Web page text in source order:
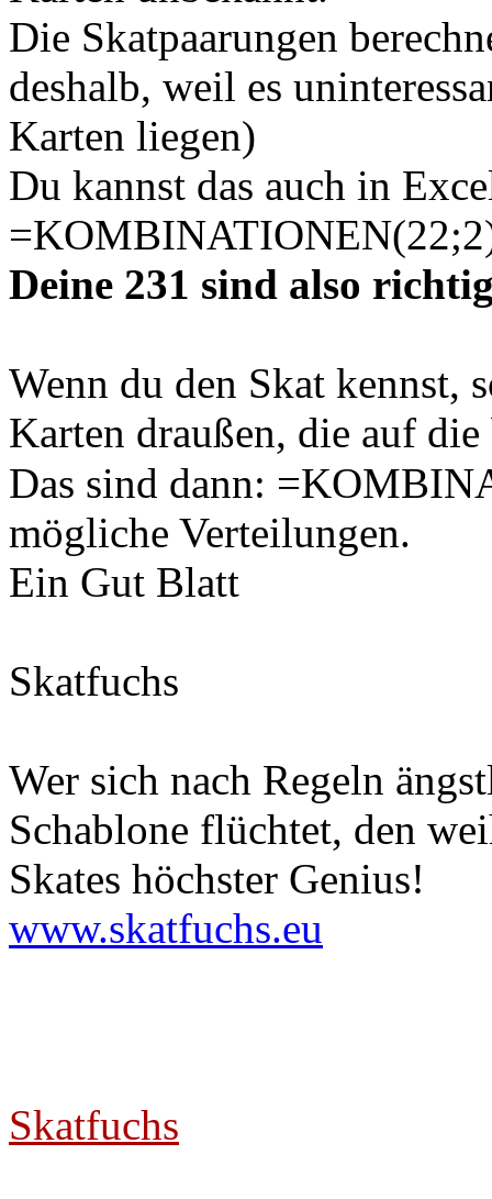
nach Aufnahme deiner 10
Karten unbekannt.
Die Skatpaarungen
deshalb, weil es
Karten liegen)
Du kannst das auch in
Deine 231 sind also
Wenn du den Skat kennst,
Karten draußen, die auf
Das sind dann:
Ein Gut Blatt
Skatfuchs
Wer sich nach Regeln
Schablone flüchtet, den
Skatfuchs